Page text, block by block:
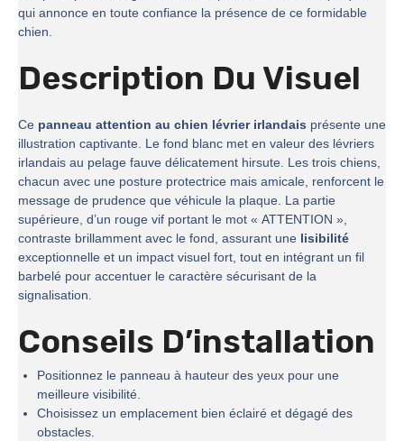
qui annonce en toute confiance la présence de ce formidable
chien.
Description Du Visuel
Ce panneau attention au chien lévrier irlandais présente une
illustration captivante. Le fond blanc met en valeur des lévriers
irlandais au pelage fauve délicatement hirsute. Les trois chiens,
chacun avec une posture protectrice mais amicale, renforcent le
message de prudence que véhicule la plaque. La partie
supérieure, d’un rouge vif portant le mot « ATTENTION »,
contraste brillamment avec le fond, assurant une lisibilité
exceptionnelle et un impact visuel fort, tout en intégrant un fil
barbelé pour accentuer le caractère sécurisant de la
signalisation.
Conseils D’installation
Positionnez le panneau à hauteur des yeux pour une
meilleure visibilité.
Choisissez un emplacement bien éclairé et dégagé des
obstacles.